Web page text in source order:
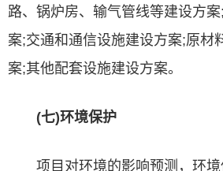
路、锅炉房、输气管线等建设方
案;交通和通信设施建设方案;原材
案;其他配套设施建设方案。
(七)环境保护
项目对环境的影响预测，环境